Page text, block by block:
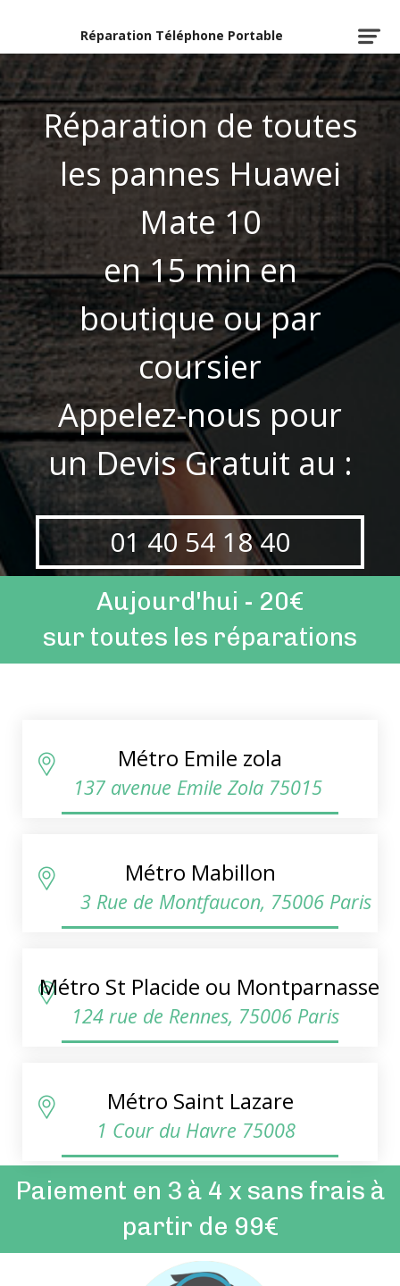
Réparation Téléphone Portable
Réparation de toutes
les pannes Huawei
Mate 10
en 15 min en
boutique ou par
coursier
Appelez-nous pour
un Devis Gratuit au :
01 40 54 18 40
Aujourd'hui - 20€
sur toutes les réparations
Métro Emile zola
137 avenue Emile Zola 75015
Métro Mabillon
3 Rue de Montfaucon, 75006 Paris
Métro St Placide ou Montparnasse
124 rue de Rennes, 75006 Paris
Métro Saint Lazare
1 Cour du Havre 75008
Paiement en 3 à 4 x sans frais à
partir de 99€